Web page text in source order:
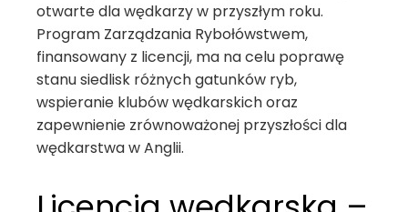
otwarte dla wędkarzy w przyszłym roku.
Program Zarządzania Rybołówstwem,
finansowany z licencji, ma na celu poprawę
stanu siedlisk różnych gatunków ryb,
wspieranie klubów wędkarskich oraz
zapewnienie zrównoważonej przyszłości dla
wędkarstwa w Anglii.